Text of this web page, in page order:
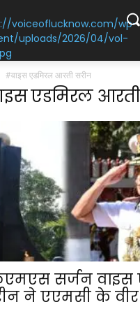
#वाइस एडमिरल आरती सरीन
एडमिरल
सर्जन वाइस
ने एएमसी के वीर